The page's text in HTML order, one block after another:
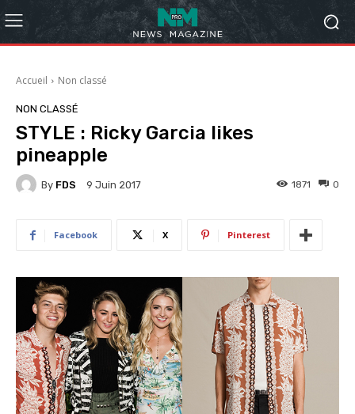
Accueil Non classé
NON CLASSÉ
STYLE : Ricky Garcia likes
pineapple
By FDS 9 Juin 2017 0
1871
Facebook X Pinterest